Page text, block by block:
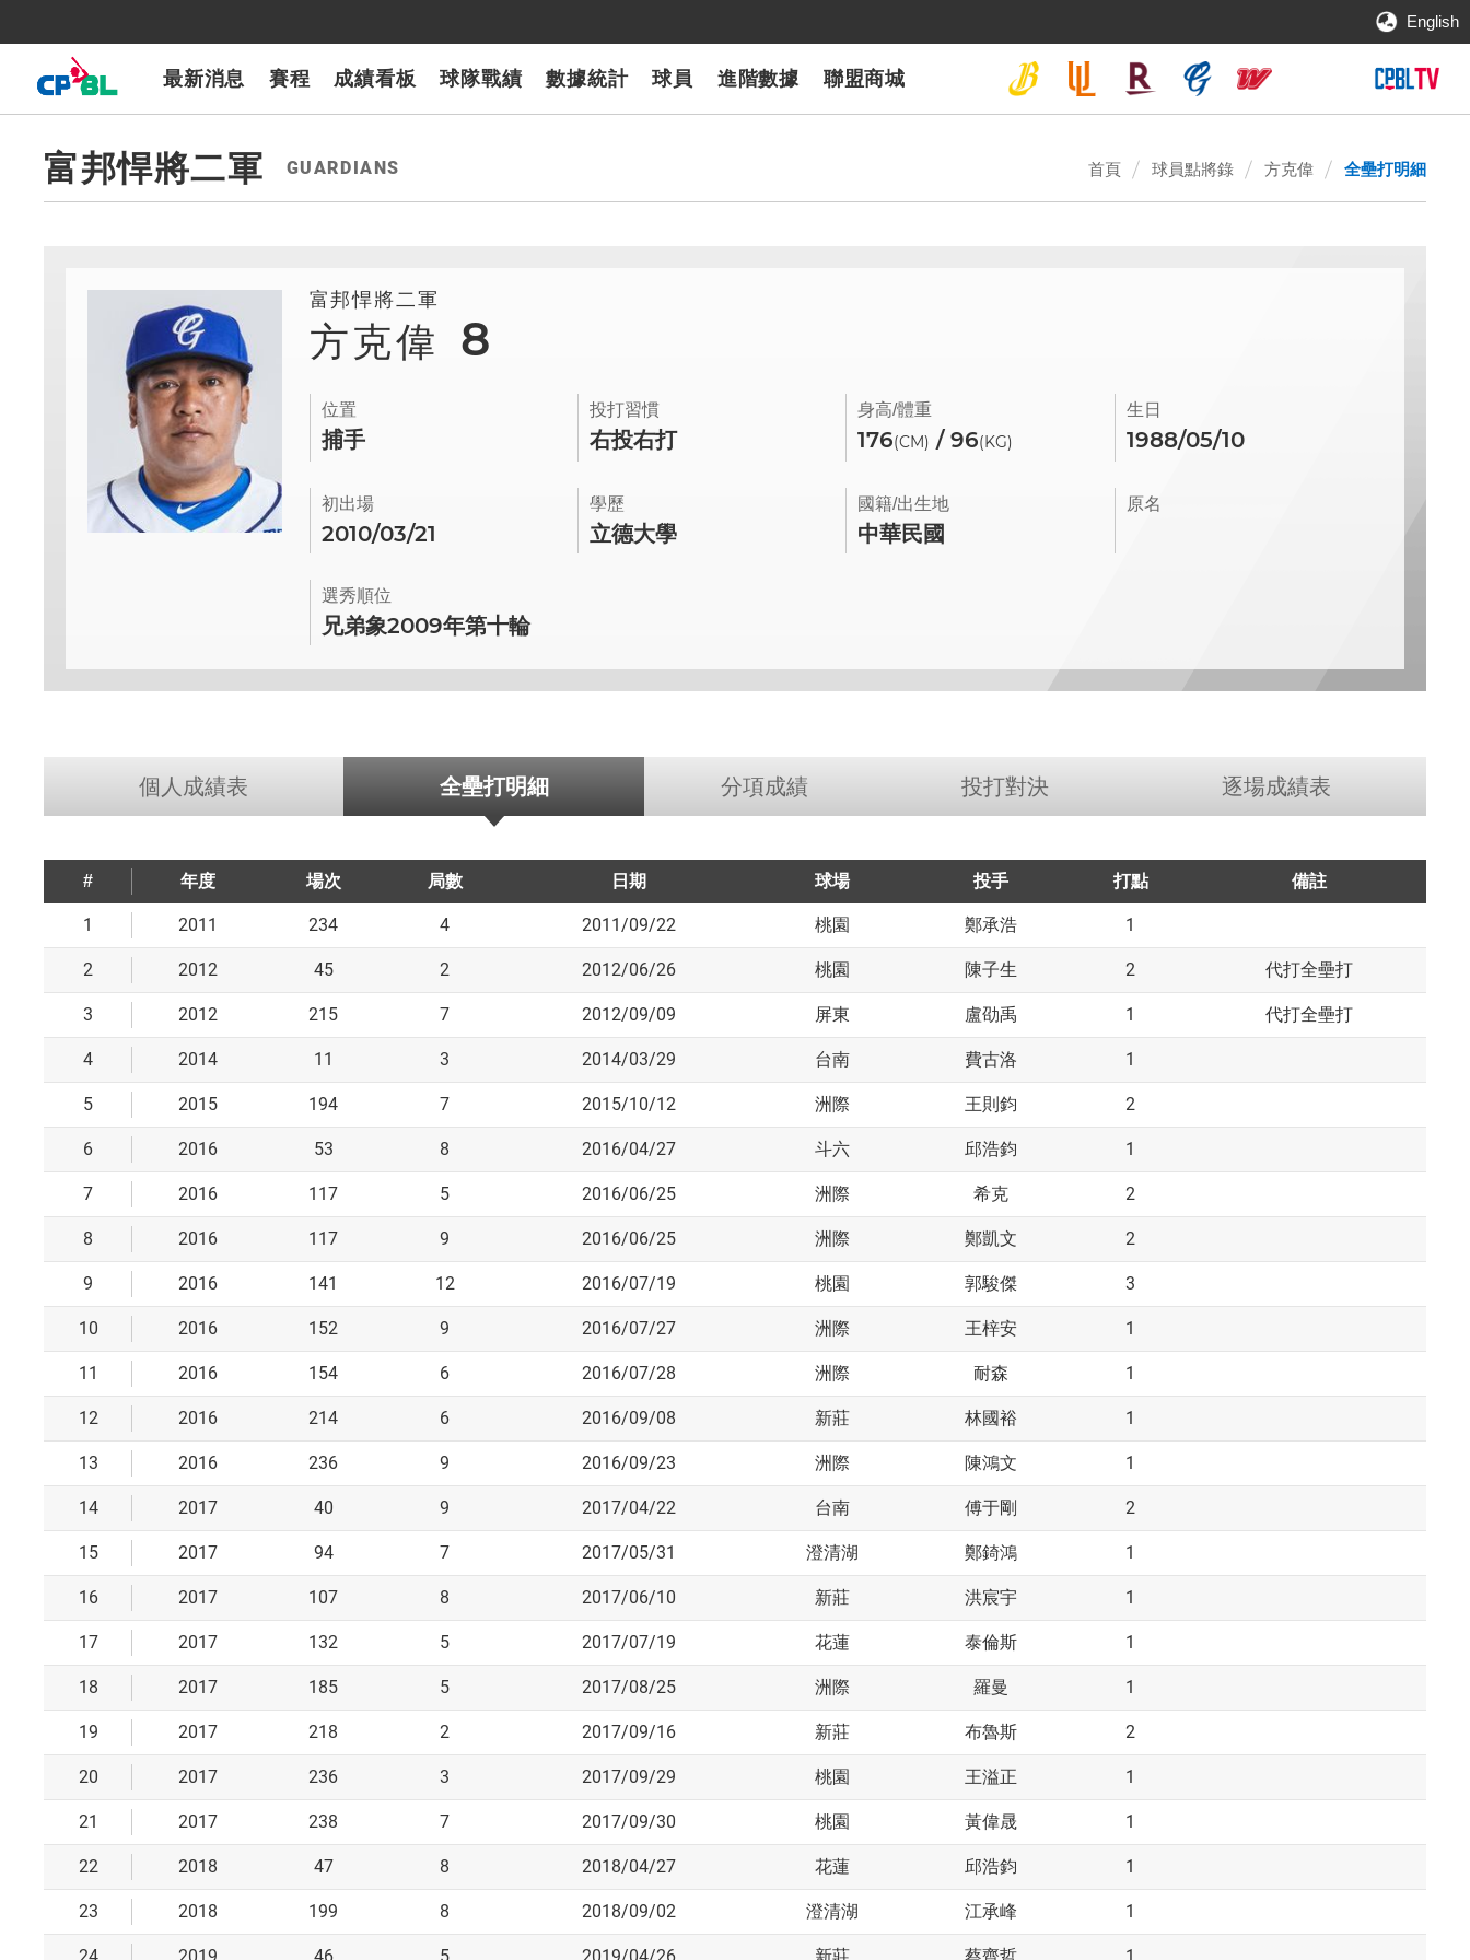
English
最新消息 賽程 成績看板 球隊戰績 數據統計 球員 進階數據 聯盟商城
7-ELEVEn獅
樂天桃猿富邦悍將 味全龍 台鋼雄鷹CPBLTV
富邦悍將二軍 GUARDIANS 首頁 球員點將錄 方克偉 全壘打明細
富邦悍將二軍
方克偉 8
位置
捕手
投打習慣
右投右打
身高/體重
176(CM) / 96(KG)
生日
1988/05/10
初出場
2010/03/21
學歷
立德大學
國籍/出生地
中華民國
原名
選秀順位
兄弟象2009年第十輪
個人成績表 全壘打明細 分項成績 投打對決 逐場成績表
# 年度 場次 局數 日期 球場 投手 打點 備註
1 2011 234 4 2011/09/22 桃園 鄭承浩 1
2 2012 45 2 2012/06/26 桃園 陳子生 2 代打全壘打
3 2012 215 7 2012/09/09 屏東 盧劭禹 1 代打全壘打
4 2014 11 3 2014/03/29 台南 費古洛 1
5 2015 194 7 2015/10/12 洲際 王則鈞 2
6 2016 53 8 2016/04/27 斗六 邱浩鈞 1
7 2016 117 5 2016/06/25 洲際 希克 2
8 2016 117 9 2016/06/25 洲際 鄭凱文 2
9 2016 141 12 2016/07/19 桃園 郭駿傑 3
10 2016 152 9 2016/07/27 洲際 王梓安 1
11 2016 154 6 2016/07/28 洲際 耐森 1
12 2016 214 6 2016/09/08 新莊 林國裕 1
13 2016 236 9 2016/09/23 洲際 陳鴻文 1
14 2017 40 9 2017/04/22 台南 傅于剛 2
15 2017 94 7 2017/05/31 澄清湖 鄭錡鴻 1
16 2017 107 8 2017/06/10 新莊 洪宸宇 1
17 2017 132 5 2017/07/19 花蓮 泰倫斯 1
18 2017 185 5 2017/08/25 洲際 羅曼 1
19 2017 218 2 2017/09/16 新莊 布魯斯 2
20 2017 236 3 2017/09/29 桃園 王溢正 1
21 2017 238 7 2017/09/30 桃園 黃偉晟 1
22 2018 47 8 2018/04/27 花蓮 邱浩鈞 1
23 2018 199 8 2018/09/02 澄清湖 江承峰 1
新莊 蔡齊哲